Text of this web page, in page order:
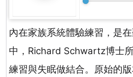
內在家族系統體驗練習，是
中， Richard Schwartz博士
練習與失眠做結合。原始的